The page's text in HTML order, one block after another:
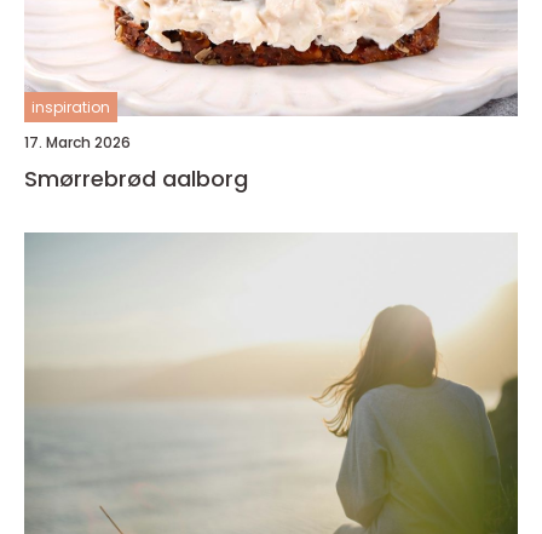
inspiration
17. March 2026
Smørrebrød aalborg